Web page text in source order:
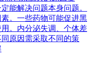
能解决问题本身问题。
。一些药物可能促进黑
。内分泌失调、个体差
原因需采取不同的策